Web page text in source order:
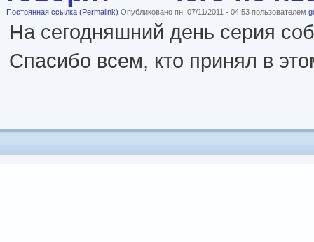
Постоянная ссылка (Permalink) Опубликовано пн, 07/11/2011 - 04:53 пользователем
На сегодняшний день серия
Спасибо всем, кто принял в